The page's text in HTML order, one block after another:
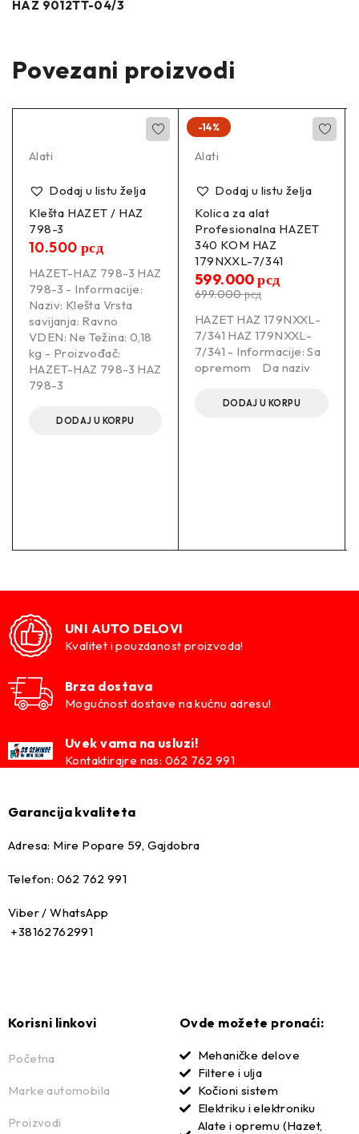
HAZ 9012TT-04/3
Povezani proizvodi
Alati
Dodaj u listu želja
Klešta HAZET / HAZ
798-3
10.500 рсд
HAZET-HAZ 798-3 HAZ
798-3 - Informacije:
Naziv: Klešta Vrsta
savijanja: Ravno
VDEN: Ne Težina: 0,18
kg - Proizvođač:
HAZET-HAZ 798-3 HAZ
798-3
DODAJ U KORPU
-14%
Alati
Dodaj u listu želja
Kolica za alat
Profesionalna HAZET
340 KOM HAZ
179NXXL-7/341
699.000рсд
599.000рсд
HAZET HAZ 179NXXL-
7/341 HAZ 179NXXL-
7/341 - Informacije: Sa
opremom Da naziv
DODAJ U KORPU
UNI AUTO DELOVI
Kvalitet i pouzdanost proizvoda!
Brza dostava
Mogućnost dostave na kućnu adresu!
Uvek vama na usluzi!
Kontaktirajre nas: 062 762 991
Garancija kvaliteta
Adresa: Mire Popare 59, Gajdobra
Telefon: 062 762 991
Viber / WhatsApp
+38162762991
Korisni linkovi
Početna
Marke automobila
Proizvodi
Ovde možete pronaći:
Mehaničke delove
Filtere i ulja
Kočioni sistem
Elektriku i elektroniku
Alate i opremu (Hazet,